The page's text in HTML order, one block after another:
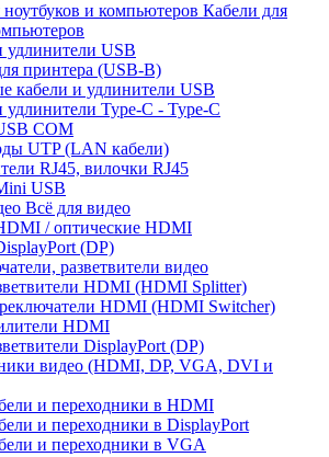
Кабели для
удлинители USB
принтера (USB-B)
кабели и удлинители USB
удлинители Type-C - Type-C
COM
UTP (LAN кабели)
RJ45, вилочки RJ45
USB
Всё для видео
/ оптические HDMI
(DP)
разветвители видео
HDMI (HDMI Splitter)
HDMI (HDMI Switcher)
HDMI
DisplayPort (DP)
видео (HDMI, DP, VGA, DVI и
и переходники в HDMI
и переходники в DisplayPort
и переходники в VGA